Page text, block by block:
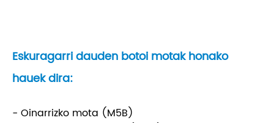
Eskuragarri dauden botoi motak honako
hauek dira:
- Oinarrizko mota (M5B)